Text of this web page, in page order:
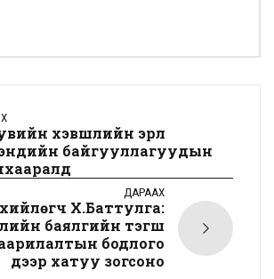
хэвшлийн эрүүл
байгууллагуудын
ДАРААХ
Х.Баттулга:
баялгийн тэгш
бодлого
дээр хатуу зогсоно